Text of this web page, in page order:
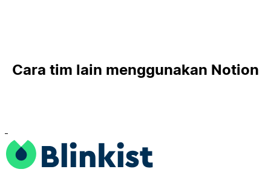
Cara tim lain menggunakan Notion